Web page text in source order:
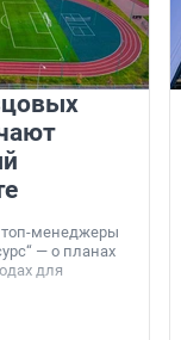
топ-менеджеры
— о планах
для